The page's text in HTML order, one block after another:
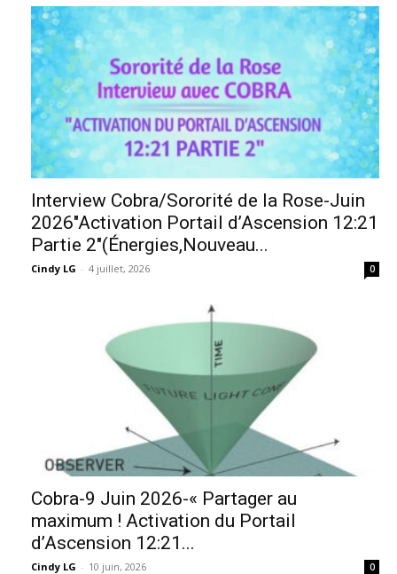
Interview Cobra/Sororité de la Rose-Juin
2026″Activation Portail d’Ascension 12:21
Partie 2″(Énergies,Nouveau...
Cindy LG - 4 juillet, 2026 0
Cobra-9 Juin 2026-« Partager au
maximum ! Activation du Portail
d’Ascension 12:21...
Cindy LG - 10 juin, 2026 0